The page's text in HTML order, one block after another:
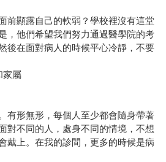
前顯露自己的軟弱？學校裡沒有這堂
，他們希望我們努力通過醫學院的考
後在面對病人的時候平心冷靜，不要
家屬
有形無形，每個人至少都會隨身帶著
對不同的人，處身不同的情境，不想
戴上。在我的診間，更多的時候是病